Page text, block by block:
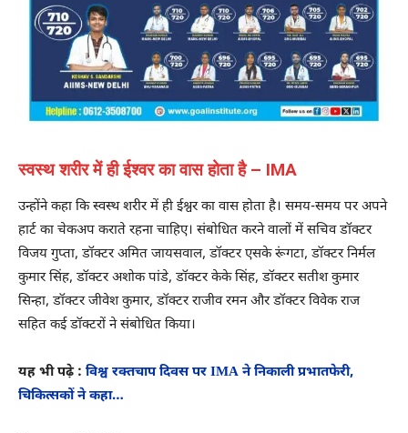
स्वस्थ शरीर में ही ईश्वर का वास होता है – IMA
उन्होंने कहा कि स्वस्थ शरीर में ही ईश्वर का वास होता है। समय-समय पर अपने
हार्ट का चेकअप कराते रहना चाहिए। संबोधित करने वालों में सचिव डॉक्टर
विजय गुप्ता, डॉक्टर अमित जायसवाल, डॉक्टर एसके रूंगटा, डॉक्टर निर्मल
कुमार सिंह, डॉक्टर अशोक पांडे, डॉक्टर केके सिंह, डॉक्टर सतीश कुमार
सिन्हा, डॉक्टर जीवेश कुमार, डॉक्टर राजीव रमन और डॉक्टर विवेक राज
सहित कई डॉक्टरों ने संबोधित किया।
यह भी पढ़े : विश्व रक्तचाप दिवस पर IMA ने निकाली प्रभातफेरी,
चिकित्सकों ने कहा…